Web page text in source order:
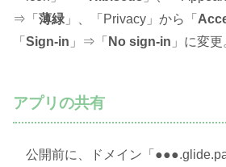
⇒「 薄緑 」、「Privacy」から「
「 Sign-in 」⇒「 No sign-in 」に変更
アプリの共有
公開前に、ドメイン「